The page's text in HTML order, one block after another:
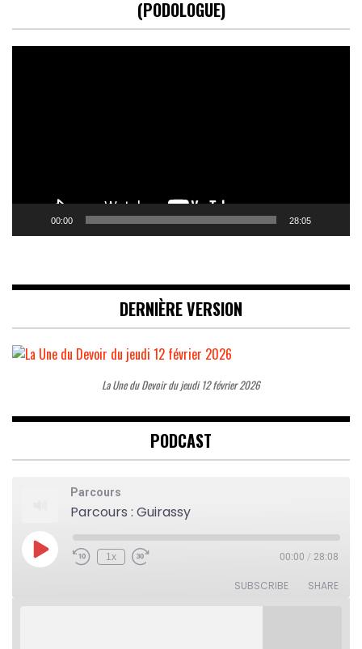
(PODOLOGUE)
00:00 28:05
DERNIÈRE VERSION
La Une du Devoir du jeudi 12 février 2026
PODCAST
Parcours
Parcours : Guirassy
Play
Episode
Rewind
1x
Fast
00:00 / 28:08
SUBSCRIBE SHARE